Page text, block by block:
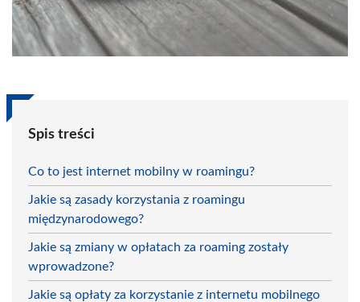
Spis treści
Co to jest internet mobilny w roamingu?
Jakie są zasady korzystania z roamingu
międzynarodowego?
Jakie są zmiany w opłatach za roaming zostały
wprowadzone?
Jakie są opłaty za korzystanie z internetu mobilnego